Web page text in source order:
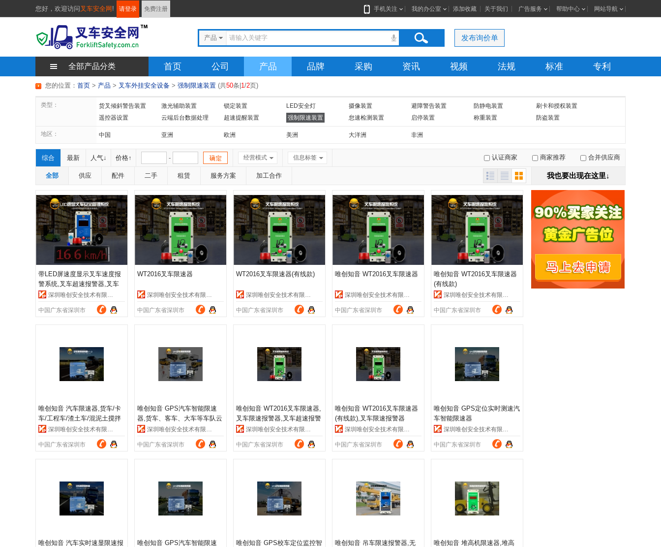
您好， 欢迎访问叉车安全网 ! 请登录 免费注册 手机关注 我的办公室 添加收藏 关于我们 广告服务 帮助中心 网站导航
产品 发布询价单
全部产品分类 首页 公司 产品 品牌 采购 资讯 视频 法规 标准 专利
您的位置： 首页 > 产品 > 叉车外挂安全设备 > 强制限速装置 (共50条| 1/2页)
类型： 货叉倾斜警告装置 激光辅助装置 锁定装置 LED安全灯 摄像装置 避障警告装置 防静电装置
刷卡和授权装置
遥控器设置
云端后台数据处理 超速提醒装置 强制限速装置 怠速检测装置 启停装置 称重装置 防盗装置
地区： 中国 亚洲 欧洲 美洲 大洋洲 非洲
综合 最新 人气↓ 价格↑ - 经营模式 信息标签 认证商家 商家推荐 合并供应商
全部 供应 配件 二手 租赁 服务方案 加工合作 我也要出现在这里↓
带LED屏速度显示叉车速度报
警系统,叉车超速报警器,叉车
限速报警器
深圳唯创安全技术有限公司
中国广东省深圳市
WT2016叉车限速器
深圳唯创安全技术有限公司
中国广东省深圳市
WT2016叉车限速器(有线款)
深圳唯创安全技术有限公司
中国广东省深圳市
唯创知音 WT2016叉车限速器
深圳唯创安全技术有限公司
中国广东省深圳市
唯创知音 WT2016叉车限速器
(有线款)
深圳唯创安全技术有限公司
中国广东省深圳市
唯创知音 汽车限速器,货车/卡
车/工程车/渣土车/混泥土搅拌
车/教练车等大车专用限速器,
厂家直销，价格实惠,质量保
障,畅销国内外
深圳唯创安全技术有限公司
中国广东省深圳市
唯创知音 GPS汽车智能限速
器,货车、客车、大车等车队云
端远程监控、管理系统，车队
深圳唯创安全技术有限公司
中国广东省深圳市
唯创知音 WT2016叉车限速器,
叉车限速报警器,叉车超速报警
器,厂家直销,价格实惠，365天
超长质保提供.(另有LED屏速度
实时显示款)
深圳唯创安全技术有限公司
中国广东省深圳市
唯创知音 WT2016叉车限速器
(有线款),叉车限速报警器
深圳唯创安全技术有限公司
中国广东省深圳市
唯创知音 GPS定位实时测速汽
车智能限速器
深圳唯创安全技术有限公司
中国广东省深圳市
唯创知音 汽车实时速显限速报
唯创知音 GPS汽车智能限速
唯创知音 GPS校车定位监控智
唯创知音 吊车限速报警器,无
唯创知音 堆高机限速器,堆高